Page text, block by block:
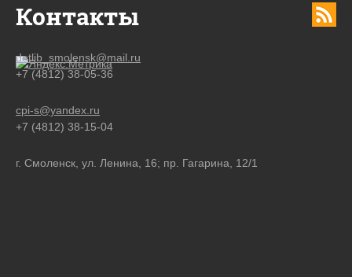
Контакты
detlib_smolensk@mail.ru
+7 (4812) 38-05-36
cpi-s@yandex.ru
+7 (4812) 38-15-04
г. Смоленск, ул. Ленина, 16; пр. Гагарина, 12/1